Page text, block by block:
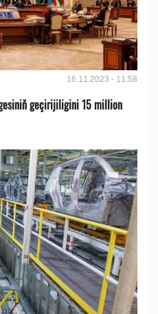
16.11.2023 - 11:58
geçirijiligini 15 million